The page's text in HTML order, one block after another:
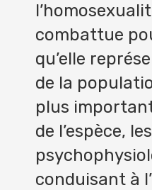
combattue
qu’elle
de la
plus
de l’espèce,
conduisant à